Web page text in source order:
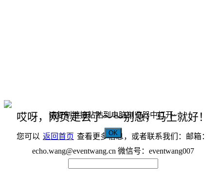
哎呀，网页走丢了～～别急，马上就好！
您可以 返回首页 查看更多信息，或者联系我们：邮箱：
echo.wang@eventwang.cn 微信号：eventwang007
请复制链接粘贴到电脑浏览器中打开~
OK